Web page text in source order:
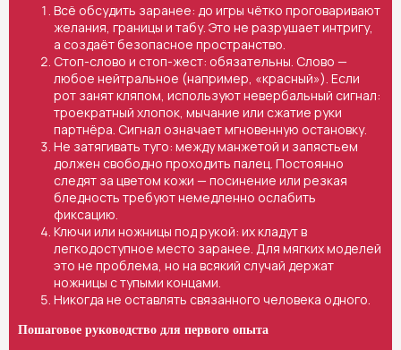
Всё обсудить заранее: до игры чётко проговаривают
желания, границы и табу. Это не разрушает интригу,
а создаёт безопасное пространство.
Стоп-слово и стоп-жест: обязательны. Слово —
любое нейтральное (например, «красный»). Если
рот занят кляпом, используют невербальный сигнал:
троекратный хлопок, мычание или сжатие руки
партнёра. Сигнал означает мгновенную остановку.
Не затягивать туго: между манжетой и запястьем
должен свободно проходить палец. Постоянно
следят за цветом кожи — посинение или резкая
бледность требуют немедленно ослабить
фиксацию.
Ключи или ножницы под рукой: их кладут в
легкодоступное место заранее. Для мягких моделей
это не проблема, но на всякий случай держат
ножницы с тупыми концами.
Никогда не оставлять связанного человека одного.
Пошаговое руководство для первого опыта